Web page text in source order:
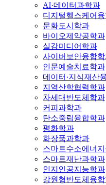
AI·데이터과학과
디지털헬스케어
문화도시학과
바이오제약공학과
실감미디어학과
사이버보안융합
인문예술치료학과
데이터·지식재산
지역산학협력학과
차세대반도체학과
커피과학과
탄소중립융합학과
평화학과
화장품과학과
스마트수소에너
스마트재난과학과
인지인공지능학과
강원형반도체융